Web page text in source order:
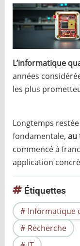
à
retardement
pour
systèmes
Unix
?
L’informatique
années
les plus
Longtemps
fondamentale, au
commencé à
application
Étiquettes
Informatique
Recherche